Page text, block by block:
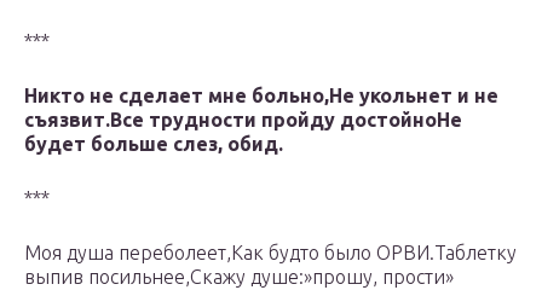
***
Никто не сделает мне больно,Не укольнет и не
съязвит.Все трудности пройду достойноНе
будет больше слез, обид.
***
Моя душа переболеет,Как будто было ОРВИ.Таблетку
выпив посильнее,Скажу душе:»прошу, прости»